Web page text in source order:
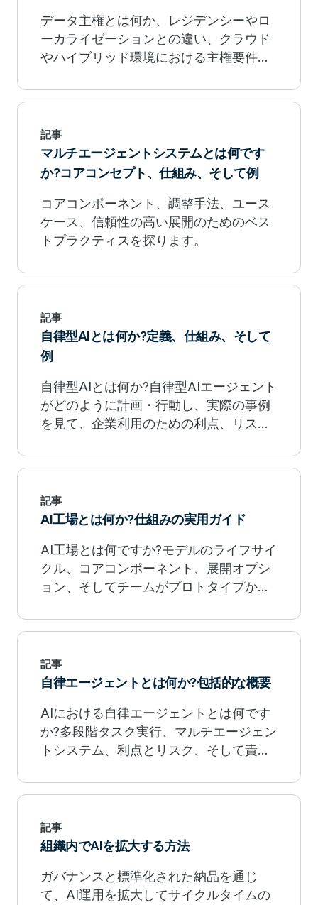
データ主権とは何か、レジデンシーやロ
ーカライゼーションとの違い、クラウド
やハイブリッド環境における主権要件を
記事
マルチエージェントシステムとは何です
か?コアコンセプト、仕組み、そして例
コアコンポーネント、調整手法、ユース
ケース、信頼性の高い展開のためのベス
トプラクティスを探ります。
記事
自律型AIとは何か?定義、仕組み、そして
例
自律型AIとは何か?自律型AIエージェント
がどのように計画・行動し、実際の事例
を見て、企業利用のための利点、リス
記事
AI工場とは何か?仕組みの実用ガイド
AI工場とは何ですか?モデルのライフサイ
クル、コアコンポーネント、展開オプシ
ョン、そしてチームがプロトタイプから
ップしているかを学びましょう。
記事
自律エージェントとは何か?包括的な概要
AIにおける自律エージェントとは何です
か?多段階タスク実行、マルチエージェン
トシステム、利点とリスク、そして責任
探ります。
記事
組織内でAIを拡大する方法
ガバナンスと標準化された納品を通じ
て、AI運用を拡大してサイクルタイムの